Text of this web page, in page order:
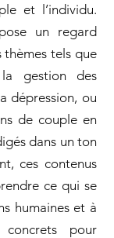
et l’individu.
un regard
thèmes tels que
gestion des
dépression, ou
de couple en
dans un ton
ces contenus
ce qui se
humaines et à
pour